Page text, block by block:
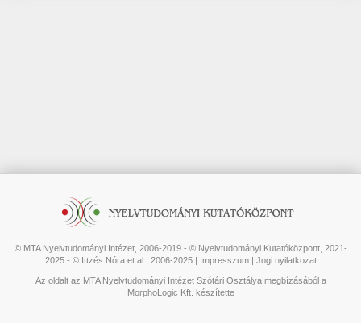
© MTA Nyelvtudományi Intézet, 2006-2019 - © Nyelvtudományi Kutatóközpont, 2021-
2025 - © Ittzés Nóra et al., 2006-2025 | Impresszum| Jogi nyilatkozat
Az oldalt az MTA Nyelvtudományi Intézet Szótári Osztálya megbízásából a
MorphoLogic Kft. készítette